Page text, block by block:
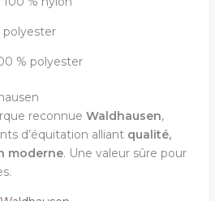
polyester
% polyester
reconnue Waldhausen,
d’équitation alliant qualité,
moderne. Une valeur sûre pour